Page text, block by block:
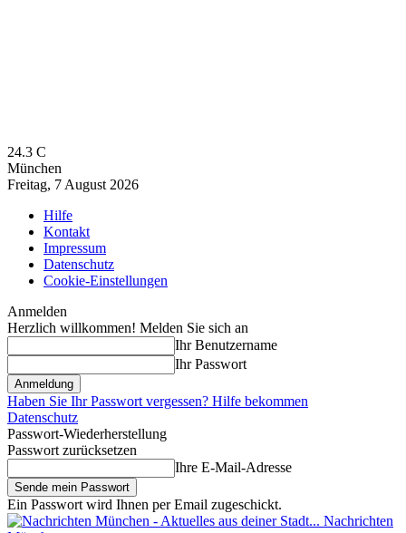
24.3 C
München
Freitag, 7 August 2026
Hilfe
Kontakt
Impressum
Datenschutz
Cookie-Einstellungen
Anmelden
Herzlich willkommen! Melden Sie sich an
Ihr Benutzername
Ihr Passwort
Haben Sie Ihr Passwort vergessen? Hilfe bekommen
Datenschutz
Passwort-Wiederherstellung
Passwort zurücksetzen
Ihre E-Mail-Adresse
Ein Passwort wird Ihnen per Email zugeschickt.
Nachrichten